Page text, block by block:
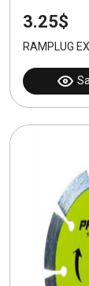
3.25$
RAMPLUG